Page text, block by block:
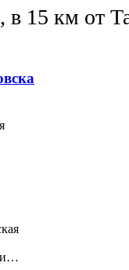
в 15 км от